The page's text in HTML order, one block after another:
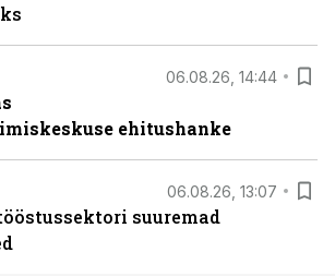
06.08.26, 14:44
ehitushanke
06.08.26, 13:07
suuremad